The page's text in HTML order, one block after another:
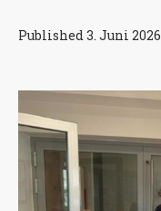
Published3. Juni 2026